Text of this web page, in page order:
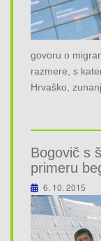
govoru o
razmere, s
Hrvaško,
Bogovič s
primeru
6. 10. 2015